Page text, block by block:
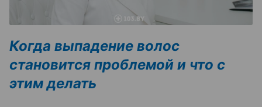
Когда выпадение волос
становится проблемой и что с
этим делать